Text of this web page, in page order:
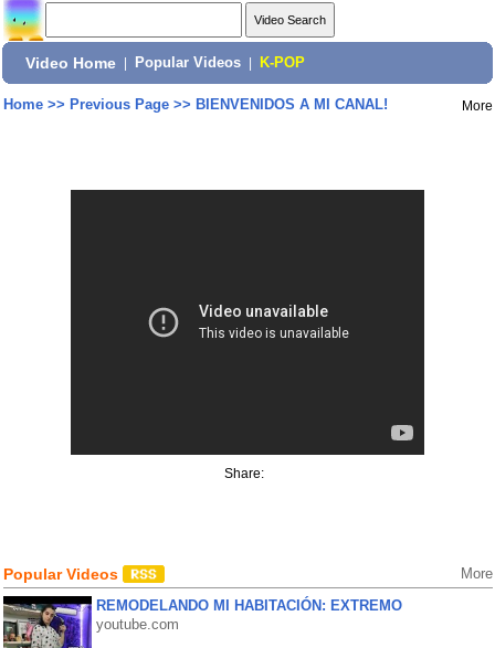
Video Home Popular Videos K-POP
Home>> Previous Page>> BIENVENIDOS A MI CANAL! More
Share:
Popular Videos More
REMODELANDO MI HABITACIÓN: EXTREMO
youtube.com